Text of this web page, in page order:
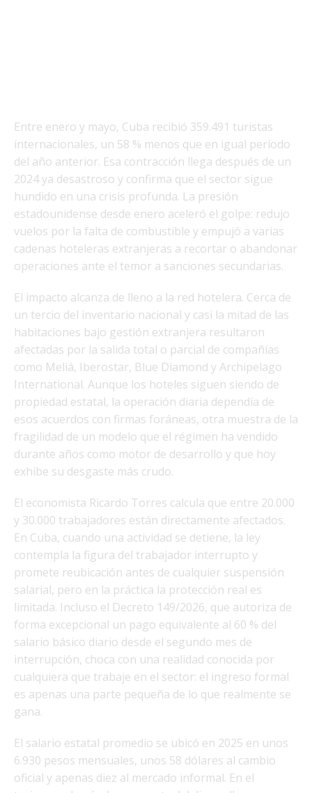
Entre enero y mayo, Cuba recibió 359.491 turistas
internacionales, un 58 % menos que en igual período
del año anterior. Esa contracción llega después de un
2024 ya desastroso y confirma que el sector sigue
hundido en una crisis profunda. La presión
estadounidense desde enero aceleró el golpe: redujo
vuelos por la falta de combustible y empujó a varias
cadenas hoteleras extranjeras a recortar o abandonar
operaciones ante el temor a sanciones secundarias.
El impacto alcanza de lleno a la red hotelera. Cerca de
un tercio del inventario nacional y casi la mitad de las
habitaciones bajo gestión extranjera resultaron
afectadas por la salida total o parcial de compañías
como Meliá, Iberostar, Blue Diamond y Archipelago
International. Aunque los hoteles siguen siendo de
propiedad estatal, la operación diaria dependía de
esos acuerdos con firmas foráneas, otra muestra de la
fragilidad de un modelo que el régimen ha vendido
durante años como motor de desarrollo y que hoy
exhibe su desgaste más crudo.
El economista Ricardo Torres calcula que entre 20.000
y 30.000 trabajadores están directamente afectados.
En Cuba, cuando una actividad se detiene, la ley
contempla la figura del trabajador interrupto y
promete reubicación antes de cualquier suspensión
salarial, pero en la práctica la protección real es
limitada. Incluso el Decreto 149/2026, que autoriza de
forma excepcional un pago equivalente al 60 % del
salario básico diario desde el segundo mes de
interrupción, choca con una realidad conocida por
cualquiera que trabaje en el sector: el ingreso formal
es apenas una parte pequeña de lo que realmente se
gana.
El salario estatal promedio se ubicó en 2025 en unos
6.930 pesos mensuales, unos 58 dólares al cambio
oficial y apenas diez al mercado informal. En el